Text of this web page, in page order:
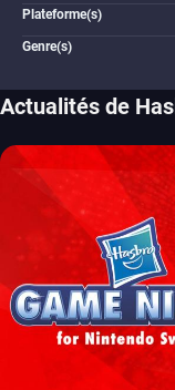
Plateforme(s)
Genre(s)
Actualités de